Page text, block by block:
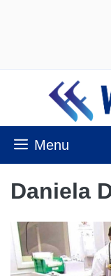
contenuto
Menu
Daniela